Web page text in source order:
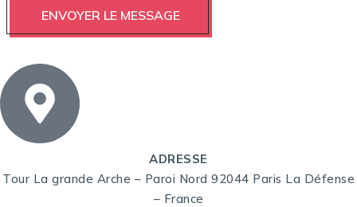
ADRESSE
Tour La grande Arche – Paroi Nord 92044 Paris La Défense
– France